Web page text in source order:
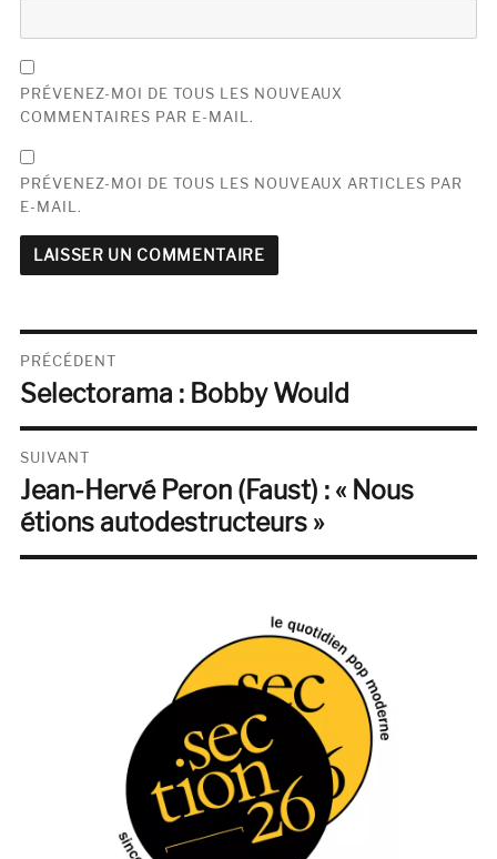
PRÉVENEZ-MOI DE TOUS LES NOUVEAUX
COMMENTAIRES PAR E-MAIL.
PRÉVENEZ-MOI DE TOUS LES NOUVEAUX ARTICLES PAR
E-MAIL.
Navigation
de
l’article
PRÉCÉDENT
Publication
Selectorama : Bobby Would
SUIVANT
Publication
suivante :
Jean-Hervé Peron (Faust) : « Nous
étions autodestructeurs »